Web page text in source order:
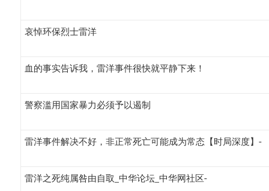
哀悼环保烈士雷洋
血的事实告诉我，雷洋事件很快就平静下来！
警察滥用国家暴力必须予以遏制
雷洋事件解决不好，非正常死亡可能成为常态【时局深度】-
雷洋之死纯属咎由自取_中华论坛_中华网社区-